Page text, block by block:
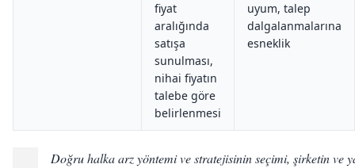
fiyat
aralığında
satışa
sunulması,
nihai fiyatın
talebe göre
belirlenmesi
uyum, talep
dalgalanmalarına
esneklik
Doğru halka arz yöntemi ve stratejisinin seçimi, şirketin ve